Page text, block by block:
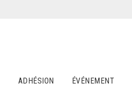
ADHÉSION ÉVÉNEMENT